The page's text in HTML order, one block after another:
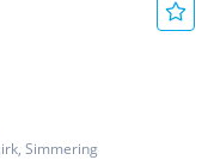
Simmering